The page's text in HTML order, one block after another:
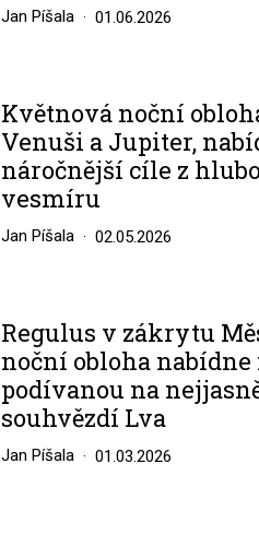
Jan Píšala 01.06.2026
Květnová noční
Venuši a Jupiter,
náročnější cíle z
vesmíru
Jan Píšala 02.05.2026
Regulus v zákrytu
noční obloha
podívanou na
souhvězdí Lva
Jan Píšala 01.03.2026